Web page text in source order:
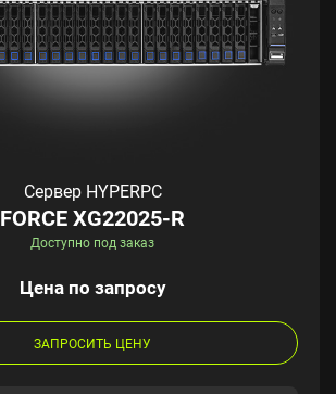
Сервер HYPERPC
FORCE XG22025-R
Доступно под заказ
Цена по запросу
ЗАПРОСИТЬ ЦЕНУ